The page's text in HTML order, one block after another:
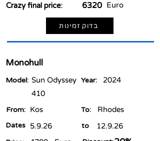
Euro
6320
Crazy final price:
בדוק זמינות
Monohull
2024
Year:
Sun Odyssey
410
Model:
Rhodes
To:
From: Kos
12.9.26
to
5.9.26
Dates